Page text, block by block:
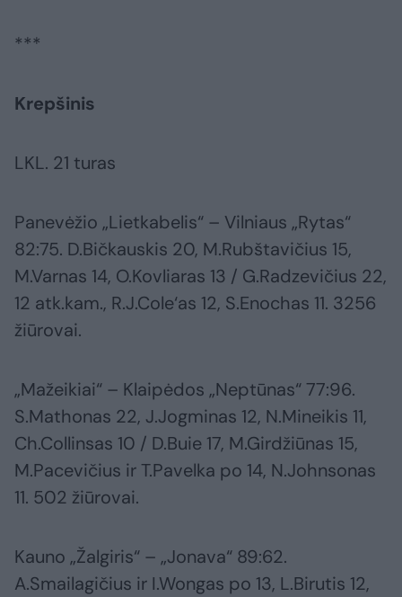
***
Krepšinis
LKL. 21 turas
Panevėžio „Lietkabelis“ – Vilniaus „Rytas“
82:75. D.Bičkauskis 20, M.Rubštavičius 15,
M.Varnas 14, O.Kovliaras 13 / G.Radzevičius 22,
12 atk.kam., R.J.Cole‘as 12, S.Enochas 11. 3256
žiūrovai.
„Mažeikiai“ – Klaipėdos „Neptūnas“ 77:96.
S.Mathonas 22, J.Jogminas 12, N.Mineikis 11,
Ch.Collinsas 10 / D.Buie 17, M.Girdžiūnas 15,
M.Pacevičius ir T.Pavelka po 14, N.Johnsonas
11. 502 žiūrovai.
Kauno „Žalgiris“ – „Jonava“ 89:62.
A.Smailagičius ir I.Wongas po 13, L.Birutis 12,